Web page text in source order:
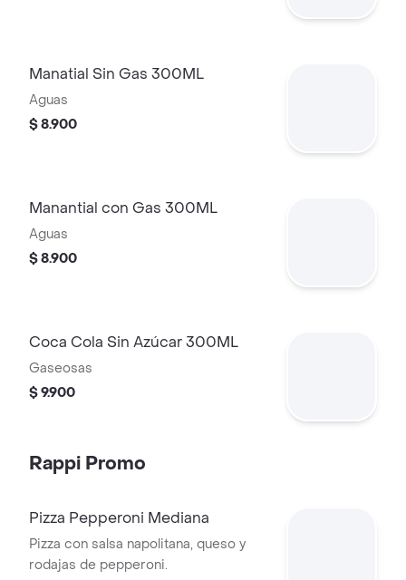
Manatial Sin Gas 300ML
Aguas
$ 8.900
Manantial con Gas 300ML
Aguas
$ 8.900
Coca Cola Sin Azúcar 300ML
Gaseosas
$ 9.900
Rappi Promo
Pizza Pepperoni Mediana
Pizza con salsa napolitana, queso y
rodajas de pepperoni.